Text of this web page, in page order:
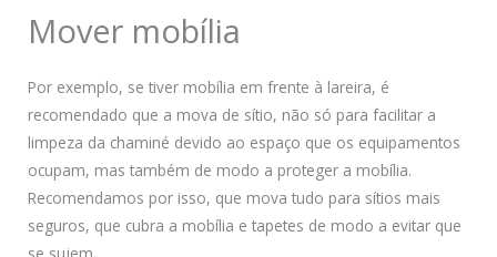
Mover mobília
Por exemplo, se tiver mobília em frente à lareira, é
recomendado que a mova de sítio, não só para facilitar a
limpeza da chaminé devido ao espaço que os equipamentos
ocupam, mas também de modo a proteger a mobília.
Recomendamos por isso, que mova tudo para sítios mais
seguros, que cubra a mobília e tapetes de modo a evitar que